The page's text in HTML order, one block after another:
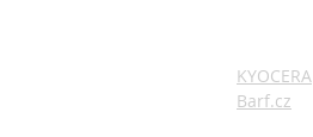
KYOCERA
Barf.cz